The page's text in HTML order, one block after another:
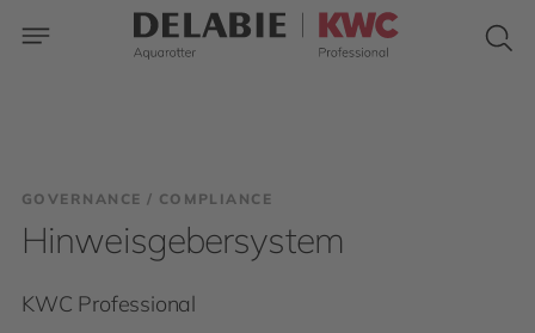
GOVERNANCE / COMPLIANCE
Hinweisgebersystem
KWC Professional